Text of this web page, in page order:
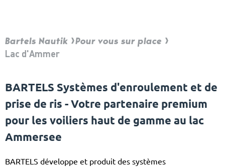
Bartels Nautik Pour vous sur place
Lac d'Ammer
BARTELS Systèmes d'enroulement et de
prise de ris - Votre partenaire premium
pour les voiliers haut de gamme au lac
Ammersee
BARTELS développe et produit des systèmes